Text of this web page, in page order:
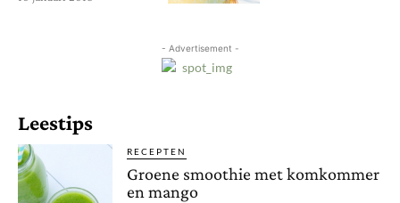
- Advertisement -
Leestips
RECEPTEN
Groene smoothie met komkommer
en mango